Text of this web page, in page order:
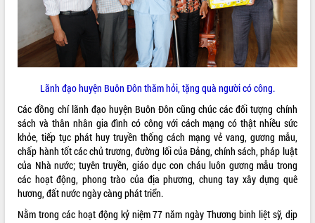
VIDEO
Không có file video nào để phát.
Lãnh đạo huyện Buôn Đôn thăm hỏi, tặng quà người có công.
Các đồng chí lãnh đạo huyện Buôn Đôn cũng chúc các đối tượng chính
sách và thân nhân gia đình có công với cách mạng có thật nhiều sức
khỏe, tiếp tục phát huy truyền thống cách mạng vẻ vang, gương mẫu,
chấp hành tốt các chủ trương, đường lối của Đảng, chính sách, pháp luật
của Nhà nước; tuyên truyền, giáo dục con cháu luôn gương mẫu trong
các hoạt động, phong trào của địa phương, chung tay xây dựng quê
hương, đất nước ngày càng phát triển.
Nằm trong các hoạt động kỷ niệm 77 năm ngày Thương binh liệt sỹ, dịp